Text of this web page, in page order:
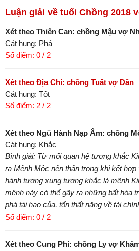
Luận giải về tuổi Chồng 2018
Xét theo Thiên Can: chồng Mậu vợ
Cát hung: Phá
Số điểm: 0 / 2
Xét theo Địa Chi: chồng Tuất vợ Dần
Cát hung: Tốt
Số điểm: 2 / 2
Xét theo Ngũ Hành Nạp Âm: chồng
Cát hung: Khắc
Bình giải: Từ mối quan hệ tương khắc
ra Mệnh Mộc nên thận trọng khi kết
hành tương xung tương khắc là mệnh
mệnh này có thể gây ra những bất hòa
phá tài hao của, tổn thất nặng về tài
Số điểm: 0 / 2
Xét theo Cung Phi: chồng Ly vợ